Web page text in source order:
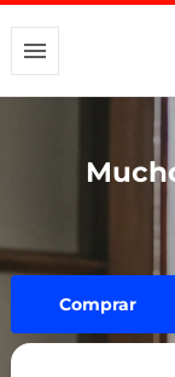
Comprar